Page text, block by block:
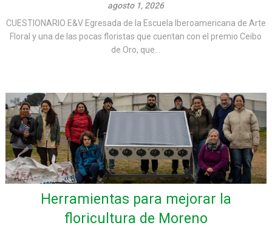
agosto 1, 2026
CUESTIONARIO E&V Egresada de la Escuela Iberoamericana de Arte
Floral y una de las pocas floristas que cuentan con el premio Ceibo
de Oro, que...
Herramientas para mejorar la
floricultura de Moreno